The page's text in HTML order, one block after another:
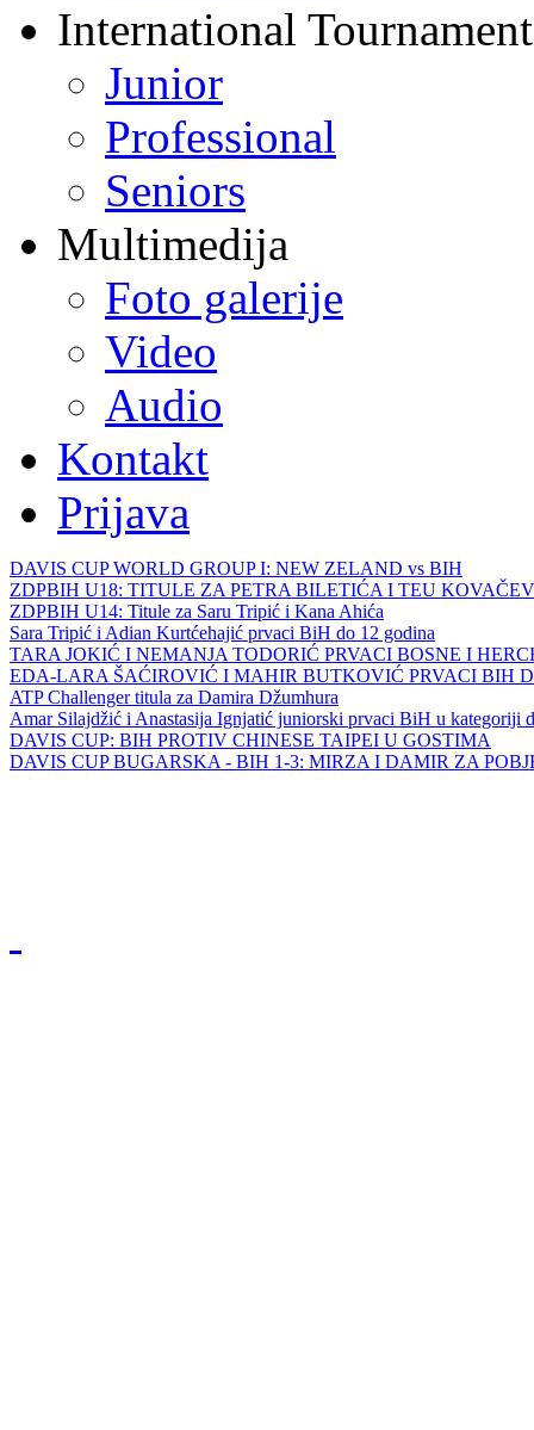
International
Junior
Professional
Seniors
Multimedija
Foto galerije
Video
Audio
Kontakt
Prijava
DAVIS CUP WORLD GROUP I: NEW ZELAND vs BIH
ZDPBIH U18: TITULE ZA PETRA BILETIĆA I TEU
ZDPBIH U14: Titule za Saru Tripić i Kana Ahića
Sara Tripić i Adian Kurtćehajić prvaci BiH do 12 godina
TARA JOKIĆ I NEMANJA TODORIĆ PRVACI BOSNE I
EDA-LARA ŠAĆIROVIĆ I MAHIR BUTKOVIĆ PRVACI BIH
ATP Challenger titula za Damira Džumhura
Amar Silajdžić i Anastasija Ignjatić juniorski prvaci BiH u kategoriji
DAVIS CUP: BIH PROTIV CHINESE TAIPEI U GOSTIMA
DAVIS CUP BUGARSKA - BIH 1-3: MIRZA I DAMIR ZA